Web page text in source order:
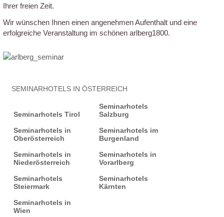
Ihrer freien Zeit.
Wir wünschen Ihnen einen angenehmen Aufenthalt und eine
erfolgreiche Veranstaltung im schönen arlberg1800.
SEMINARHOTELS IN ÖSTERREICH
Seminarhotels Tirol
Seminarhotels
Salzburg
Seminarhotels in
Oberösterreich
Seminarhotels im
Burgenland
Seminarhotels in
Niederösterreich
Seminarhotels in
Vorarlberg
Seminarhotels
Steiermark
Seminarhotels
Kärnten
Seminarhotels in
Wien